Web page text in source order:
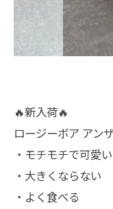
🔥新入荷🔥
ロージーボア アン
・モチモチで可愛い
・大きくならない
・よく食べる